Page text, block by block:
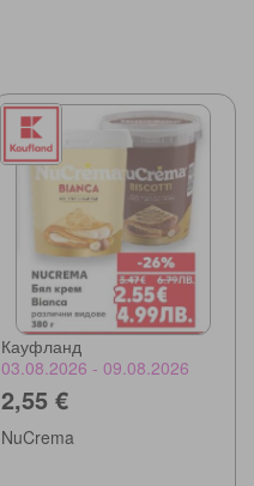
Кауфланд
03.08.2026 - 09.08.2026
2,55 €
NuCrema